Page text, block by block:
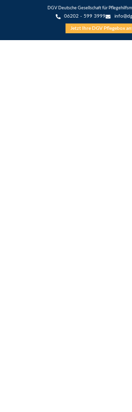
DGV Deutsche Gesellschaft für
06202 - 599 3999
Jetzt Ihre DGV Pflegebox